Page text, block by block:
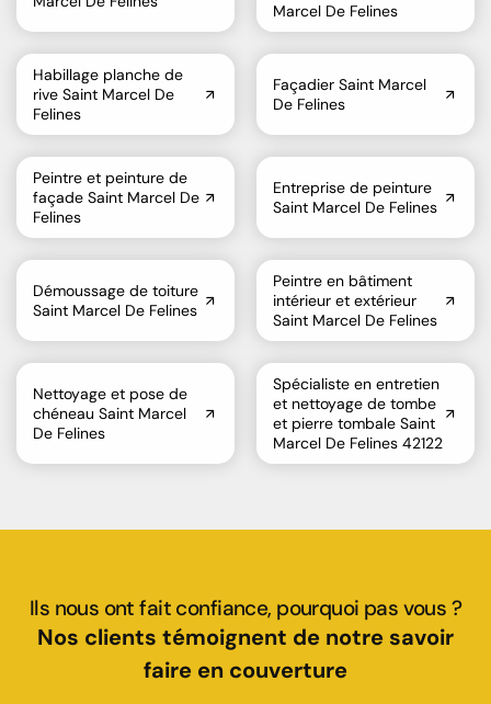
Marcel De Felines
Habillage planche de
rive Saint Marcel De
Felines
Façadier Saint Marcel
De Felines
Peintre et peinture de
façade Saint Marcel De
Felines
Entreprise de peinture
Saint Marcel De Felines
Démoussage de toiture
Saint Marcel De Felines
Peintre en bâtiment
intérieur et extérieur
Saint Marcel De Felines
Nettoyage et pose de
chéneau Saint Marcel
De Felines
Spécialiste en entretien
et nettoyage de tombe
et pierre tombale Saint
Marcel De Felines 42122
Ils nous ont fait confiance, pourquoi pas vous ?
Nos clients témoignent de notre savoir
faire en couverture